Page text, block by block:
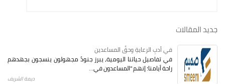
جديد المقالات
في أدبِ الرعايةِ وحقِّ المساعدين
في تفاصيل حياتنا اليومية، يبرز جنودٌ مجهولون ينسجون بجهدهم
راحة أيامنا؛ إنهم "المساعدون في...
ديمة الشريف